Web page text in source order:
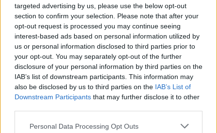
targeted advertising by us, please use the below opt-out
section to confirm your selection. Please note that after your
opt-out request is processed you may continue seeing
interest-based ads based on personal information utilized by
us or personal information disclosed to third parties prior to
your opt-out. You may separately opt-out of the further
disclosure of your personal information by third parties on the
IAB’s list of downstream participants. This information may
also be disclosed by us to third parties on the IAB’s List of
Downstream Participants that may further disclose it to other
Please note that this website/app uses one or more Google
Personal Data Processing Opt Outs
Continua a leggere